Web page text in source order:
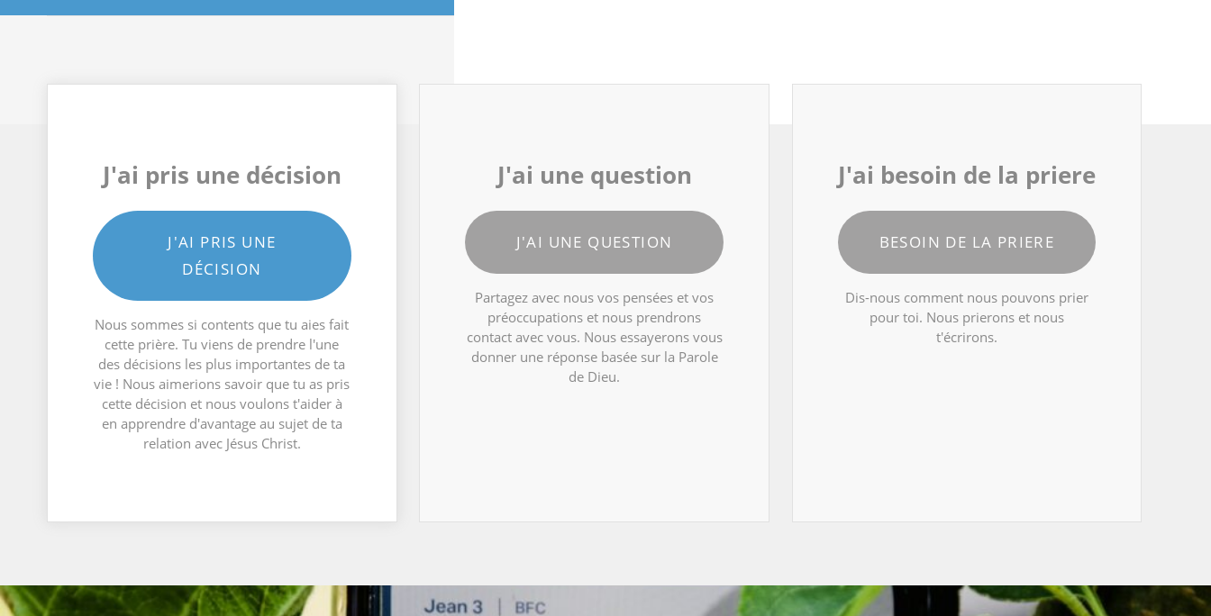
J'ai pris une décision
J'AI PRIS UNE
DÉCISION
Nous sommes si contents que tu aies fait
cette prière. Tu viens de prendre l'une
des décisions les plus importantes de ta
vie ! Nous aimerions savoir que tu as pris
cette décision et nous voulons t'aider à
en apprendre d'avantage au sujet de ta
relation avec Jésus Christ.
J'ai une question
J'AI UNE QUESTION
Partagez avec nous vos pensées et vos
préoccupations et nous prendrons
contact avec vous. Nous essayerons vous
donner une réponse basée sur la Parole
de Dieu.
J'ai besoin de la priere
BESOIN DE LA PRIERE
Dis-nous comment nous pouvons prier
pour toi. Nous prierons et nous
t'écrirons.